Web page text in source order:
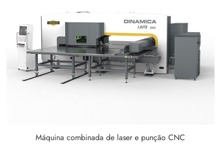
Máquina combinada de laser e punção CNC